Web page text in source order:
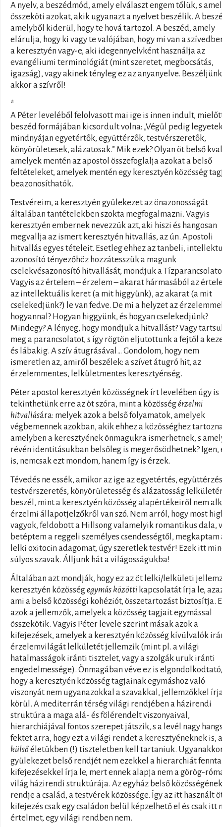
A nyelv, a beszédmód, amely elválaszt engem tőlük, s
összeköti azokat, akik ugyanazt a nyelvet beszélik. A
amelyből kiderül, hogy te hová tartozol. A beszéd, amely
elárulja, hogy ki vagy te valójában, hogy mi van a
a keresztyén vagy-e, aki idegennyelvként használja az
evangéliumi terminológiát (mint szeretet, megbocsátás,
igazság), vagy akinek tényleg ez az anyanyelve.
akkor a szívről!
*
A Péter leveléből felolvasott mai ige is innen indult,
beszéd formájában kicsordult volna: „Végül pedig
mindnyájan egyetértők, együttérzők, testvérszeretők,
könyörületesek, alázatosak.” Mik ezek? Olyan öt belső
amelyek mentén az apostol összefoglalja azokat a belső
feltételeket, amelyek mentén egy keresztyén közösség
beazonosíthatók.
Testvéreim, a keresztyén gyülekezet az önazonosságát
általában tantételekben szokta megfogalmazni. Vagyis
keresztyén embernek nevezzük azt, aki hiszi és hangosan
megvallja az ismert keresztyén hitvallás, az ún. Apostoli
hitvallás egyes tételeit. Esetleg ehhez az tanbeli,
azonosító tényezőhöz hozzátesszük a magunk
cselekvésazonosító hitvallását, mondjuk a
Vagyis az értelem – érzelem – akarat hármasából az
az intellektuális keret (a mit higgyünk), az akarat (a mit
cselekedjünk?) le van fedve. De mi a helyzet az
hogyannal? Hogyan higgyünk, és hogyan cselekedjünk?
Mindegy? A lényeg, hogy mondjuk a hitvallást? Vagy
meg a parancsolatot, s így rögtön eljutottunk a fejtől a
és lábakig. A szív átugrásával… Gondolom, hogy nem
ismeretlen az, amiről beszélek: a szívet átugró hit, az
érzelemmentes, lelkületmentes keresztyénség.
Péter apostol keresztyén közösségnek írt levelében úgy is
tekinthetünk erre az öt szóra, mint a közösségérzelmi
hitvallására: melyek azok a belső folyamatok, amelyek
végbemennek azokban, akik ehhez a közösséghez
amelyben a keresztyének önmagukra ismerhetnek, s
révén identitásukban belsőleg is megerősödhetnek? Igen,
is, nemcsak ezt mondom, hanem így is érzek.
Tévedés ne essék, amikor az ige az egyetértés,
testvérszeretés, könyörületesség és alázatosság
beszél, mint a keresztyén közösség alapértékeiről nem
érzelmi állapotjelzőkről van szó. Nem arról, hogy most
vagyok, feldobott a Hillsong valamelyik romantikus dala,
betéptem a reggeli személyes csendességtől, megkaptam
lelki oxitocin adagomat, úgy szeretlek testvér! Ezek itt
súlyos szavak. Álljunk hát a világosságukba!
Általában azt mondják, hogy ez az öt lelki/lelkületi
keresztyén közösségegymás közötti kapcsolatát írja le,
ami a belső közösségi kohéziót, összetartozást biztosítja.
azok a jellemzők, amelyek a közösség tagjait egymással
összekötik. Vagyis Péter levele szerint másak azok a
kifejezések, amelyek a keresztyén közösség kívülvalók
érzelemvilágát lelkületét jellemzik (mint pl. a világi
hatalmasságok iránti tisztelet, vagy a szolgák uruk iránti
engedelmessége). Önmagában véve ez is elgondolkodtató,
hogy a keresztyén közösség tagjainak egymáshoz való
viszonyát nem ugyanazokkal a szavakkal, jellemzőkkel
körül. A mediterrán térség világi rendjében a házirendi
struktúra a maga alá- és fölérendelt viszonyaival,
hierarchiájával fontos szerepet játszik, s a levél nagy
fektet arra, hogy ezt a világi rendet a keresztyéneknek is, a
külsőéletükben (!) tiszteletben kell tartaniuk.
gyülekezet belső rendjét nem ezekkel a hierarchiát
kifejezésekkel írja le, mert ennek alapja nem a görög-
világ házirendi struktúrája. Az egyház belső közösségének
rendje a család, a testvérek közössége. Így az itt használt
kifejezés csak egy családon belül képzelhető el és csak itt
értelmet, egy világi rendben nem.